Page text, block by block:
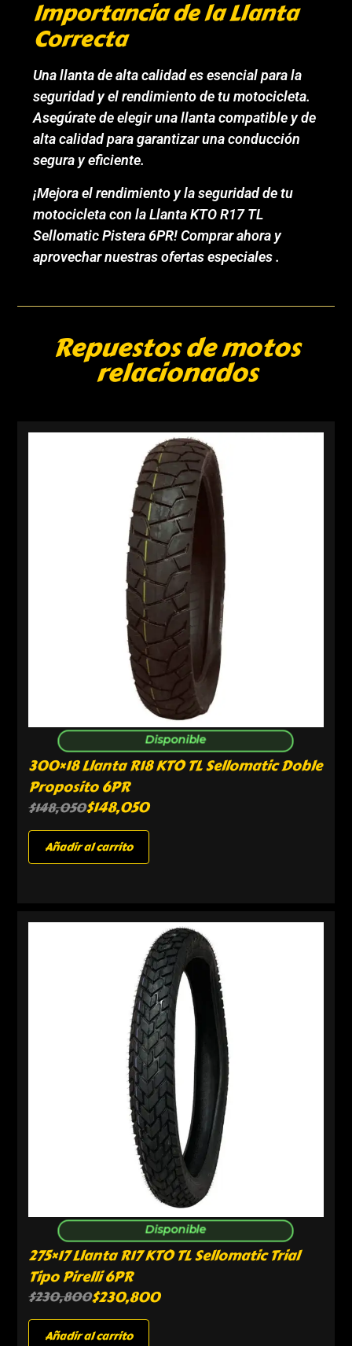
Importancia de la Llanta
Correcta
Una llanta de alta calidad es esencial para la
seguridad y el rendimiento de tu motocicleta.
Asegúrate de elegir una llanta compatible y de
alta calidad para garantizar una conducción
segura y eficiente.
¡Mejora el rendimiento y la seguridad de tu
motocicleta con la Llanta KTO R17 TL
Sellomatic Pistera 6PR! Comprar ahora y
aprovechar nuestras ofertas especiales .
Repuestos de motos
relacionados
Disponible
300×18 Llanta R18 KTO TL Sellomatic Doble
Proposito 6PR
$148,050$148,050
Añadir al carrito
Disponible
275×17 Llanta R17 KTO TL Sellomatic Trial
Tipo Pirelli 6PR
$230,800$230,800
Añadir al carrito